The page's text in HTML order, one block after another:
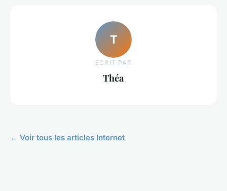
T
ECRIT PAR
Théa
← Voir tous les articles Internet